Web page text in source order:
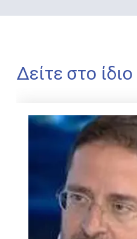
Δείτε στο ίδιο